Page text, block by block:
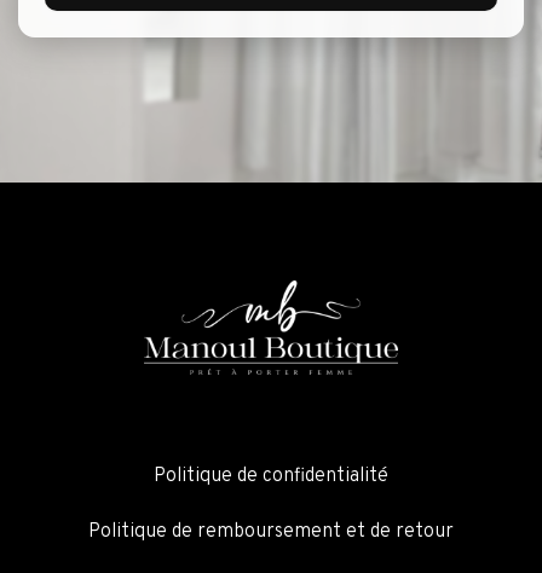
Politique de confidentialité
Politique de remboursement et de retour